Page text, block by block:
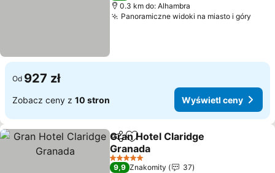
0.3 km do: Alhambra
Panoramiczne widoki na miasto i góry
Od 927 zł
Zobacz ceny z 10 stron Wyświetl ceny
Udostępnij
Dodaj do ulubionych
Gran Hotel Claridge
Granada
Wyświetl ceny
5 Kategoria
9,9 Znakomity
37